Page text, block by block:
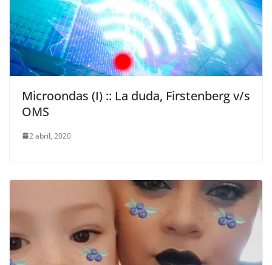
Microondas (I) :: La duda, Firstenberg v/s
OMS
2 abril, 2020